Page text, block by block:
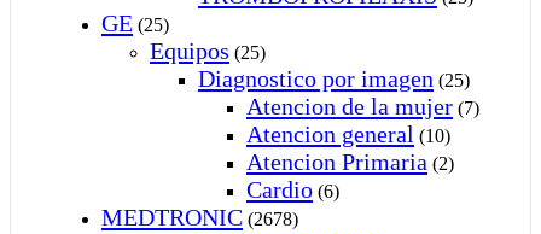
GE (25)
Equipos (25)
Diagnostico por imagen (25)
Atencion de la mujer (7)
Atencion general (10)
Atencion Primaria (2)
Cardio (6)
MEDTRONIC (2678)